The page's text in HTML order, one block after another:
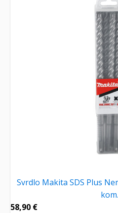
Svrdlo Makita SDS Plus
58,90 €